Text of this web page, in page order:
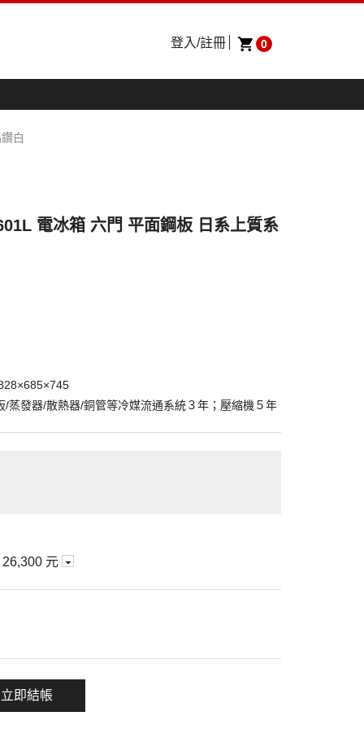
0
登入/註冊
白
電冰箱 六門 平面鋼板 日系上質系
/蒸發器/散熱器/銅管等冷媒流通系統３年；壓縮機５年
26,300 元
立即結帳